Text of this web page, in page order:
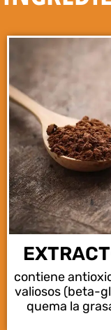
contiene
valiosos (beta-
quema la